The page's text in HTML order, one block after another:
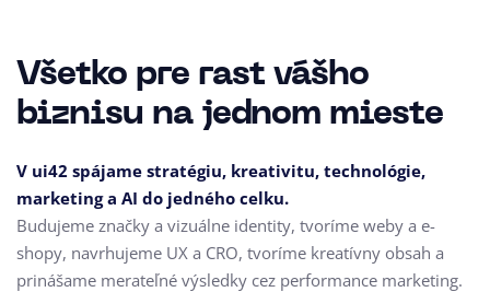
Všetko pre rast vášho
biznisu na jednom mieste
V ui42 spájame stratégiu, kreativitu, technológie,
marketing a AI do jedného celku.
Budujeme značky a vizuálne identity, tvoríme weby a e-
shopy, navrhujeme UX a CRO, tvoríme kreatívny obsah a
prinášame merateľné výsledky cez performance marketing.